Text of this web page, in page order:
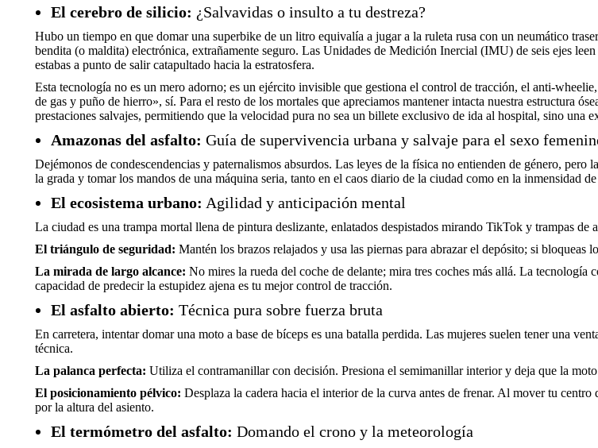
El cerebro de silicio: ¿Salvavidas o insulto a tu destreza?
Hubo un tiempo en que domar una superbike de un litro equivalía a jugar a la ruleta rusa con un neumático
bendita (o maldita) electrónica, extrañamente seguro. Las Unidades de Medición Inercial (IMU) de seis ejes
estabas a punto de salir catapultado hacia la estratosfera.
Esta tecnología no es un mero adorno; es un ejército invisible que gestiona el control de tracción, el anti-
de gas y puño de hierro», sí. Para el resto de los mortales que apreciamos mantener intacta nuestra estructura
prestaciones salvajes, permitiendo que la velocidad pura no sea un billete exclusivo de ida al hospital, sino una
Amazonas del asfalto: Guía de supervivencia urbana y salvaje para el sexo
Dejémonos de condescendencias y paternalismos absurdos. Las leyes de la física no entienden de género,
la grada y tomar los mandos de una máquina seria, tanto en el caos diario de la ciudad como en la inmensidad
El ecosistema urbano: Agilidad y anticipación mental
La ciudad es una trampa mortal llena de pintura deslizante, enlatados despistados mirando TikTok y trampas
El triángulo de seguridad: Mantén los brazos relajados y usa las piernas para abrazar el depósito; si bloqueas
La mirada de largo alcance: No mires la rueda del coche de delante; mira tres coches más allá. La
capacidad de predecir la estupidez ajena es tu mejor control de tracción.
El asfalto abierto: Técnica pura sobre fuerza bruta
En carretera, intentar domar una moto a base de bíceps es una batalla perdida. Las mujeres suelen tener una
técnica.
La palanca perfecta: Utiliza el contramanillar con decisión. Presiona el semimanillar interior y deja que la
El posicionamiento pélvico: Desplaza la cadera hacia el interior de la curva antes de frenar. Al mover tu
por la altura del asiento.
El termómetro del asfalto: Domando el crono y la meteorología